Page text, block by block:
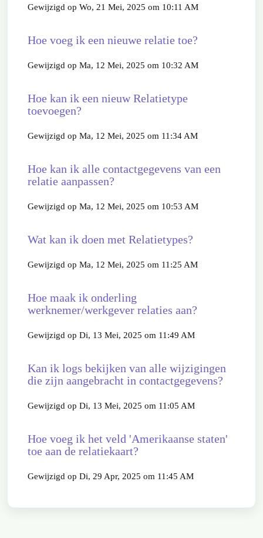
Gewijzigd op Wo, 21 Mei, 2025 om 10:11 AM
Hoe voeg ik een nieuwe relatie toe?
Gewijzigd op Ma, 12 Mei, 2025 om 10:32 AM
Hoe kan ik een nieuw Relatietype
toevoegen?
Gewijzigd op Ma, 12 Mei, 2025 om 11:34 AM
Hoe kan ik alle contactgegevens van een
relatie aanpassen?
Gewijzigd op Ma, 12 Mei, 2025 om 10:53 AM
Wat kan ik doen met Relatietypes?
Gewijzigd op Ma, 12 Mei, 2025 om 11:25 AM
Hoe maak ik onderling
werknemer/werkgever relaties aan?
Gewijzigd op Di, 13 Mei, 2025 om 11:49 AM
Kan ik logs bekijken van alle wijzigingen
die zijn aangebracht in contactgegevens?
Gewijzigd op Di, 13 Mei, 2025 om 11:05 AM
Hoe voeg ik het veld 'Amerikaanse staten'
toe aan de relatiekaart?
Gewijzigd op Di, 29 Apr, 2025 om 11:45 AM